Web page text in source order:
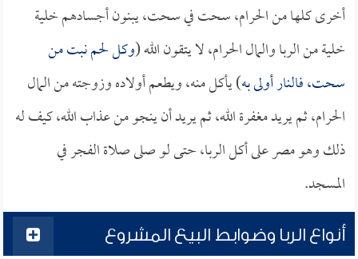
أخرى كلها من الحرام، سحت في سحت، يبنون أجسادهم خلية
خلية من الربا والمال الحرام، لا يتقون الله (وكل لحم نبت من
سحت، فالنار أولى به) يأكل منه، ويطعم أولاده وزوجته من المال
الحرام، ثم يريد مغفرة الله، ثم يريد أن ينجو من عذاب الله، كيف له
ذلك وهو مصر على أكل الربا، حتى لو صلى صلاة الفجر في
المسجد.
أنواع الربا وضوابط البيع المشروع